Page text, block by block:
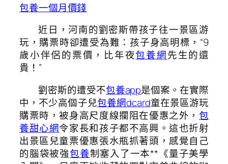
包養一個月價錢
近日，河南的劉密斯帶孩子往一景區游
玩，購票時卻遭受為難：孩子身高明標，“9
歲小伴侶的票價，比年夜包養網先生的還
貴！”
劉密斯的遭受不包養app是個案。在實際
中，不少高個子兒包養網dcard童在景區游玩
購票時，被身高尺度線攔阻在優惠之外，包
養甜心網令家長和孩子都不高興。這也折射
出景區兒童票優惠張水瓶抓著頭，感覺自己
的腦袋被強包養制塞入了一本**《量子美學